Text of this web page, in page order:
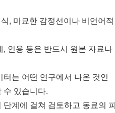
, 미묘한 감정선이나 비언어적
, 인용 등은 반드시 원본 자료나
터는 어떤 연구에서 나온 것인
수 있습니다.
계에 걸쳐 검토하고 동료의 피